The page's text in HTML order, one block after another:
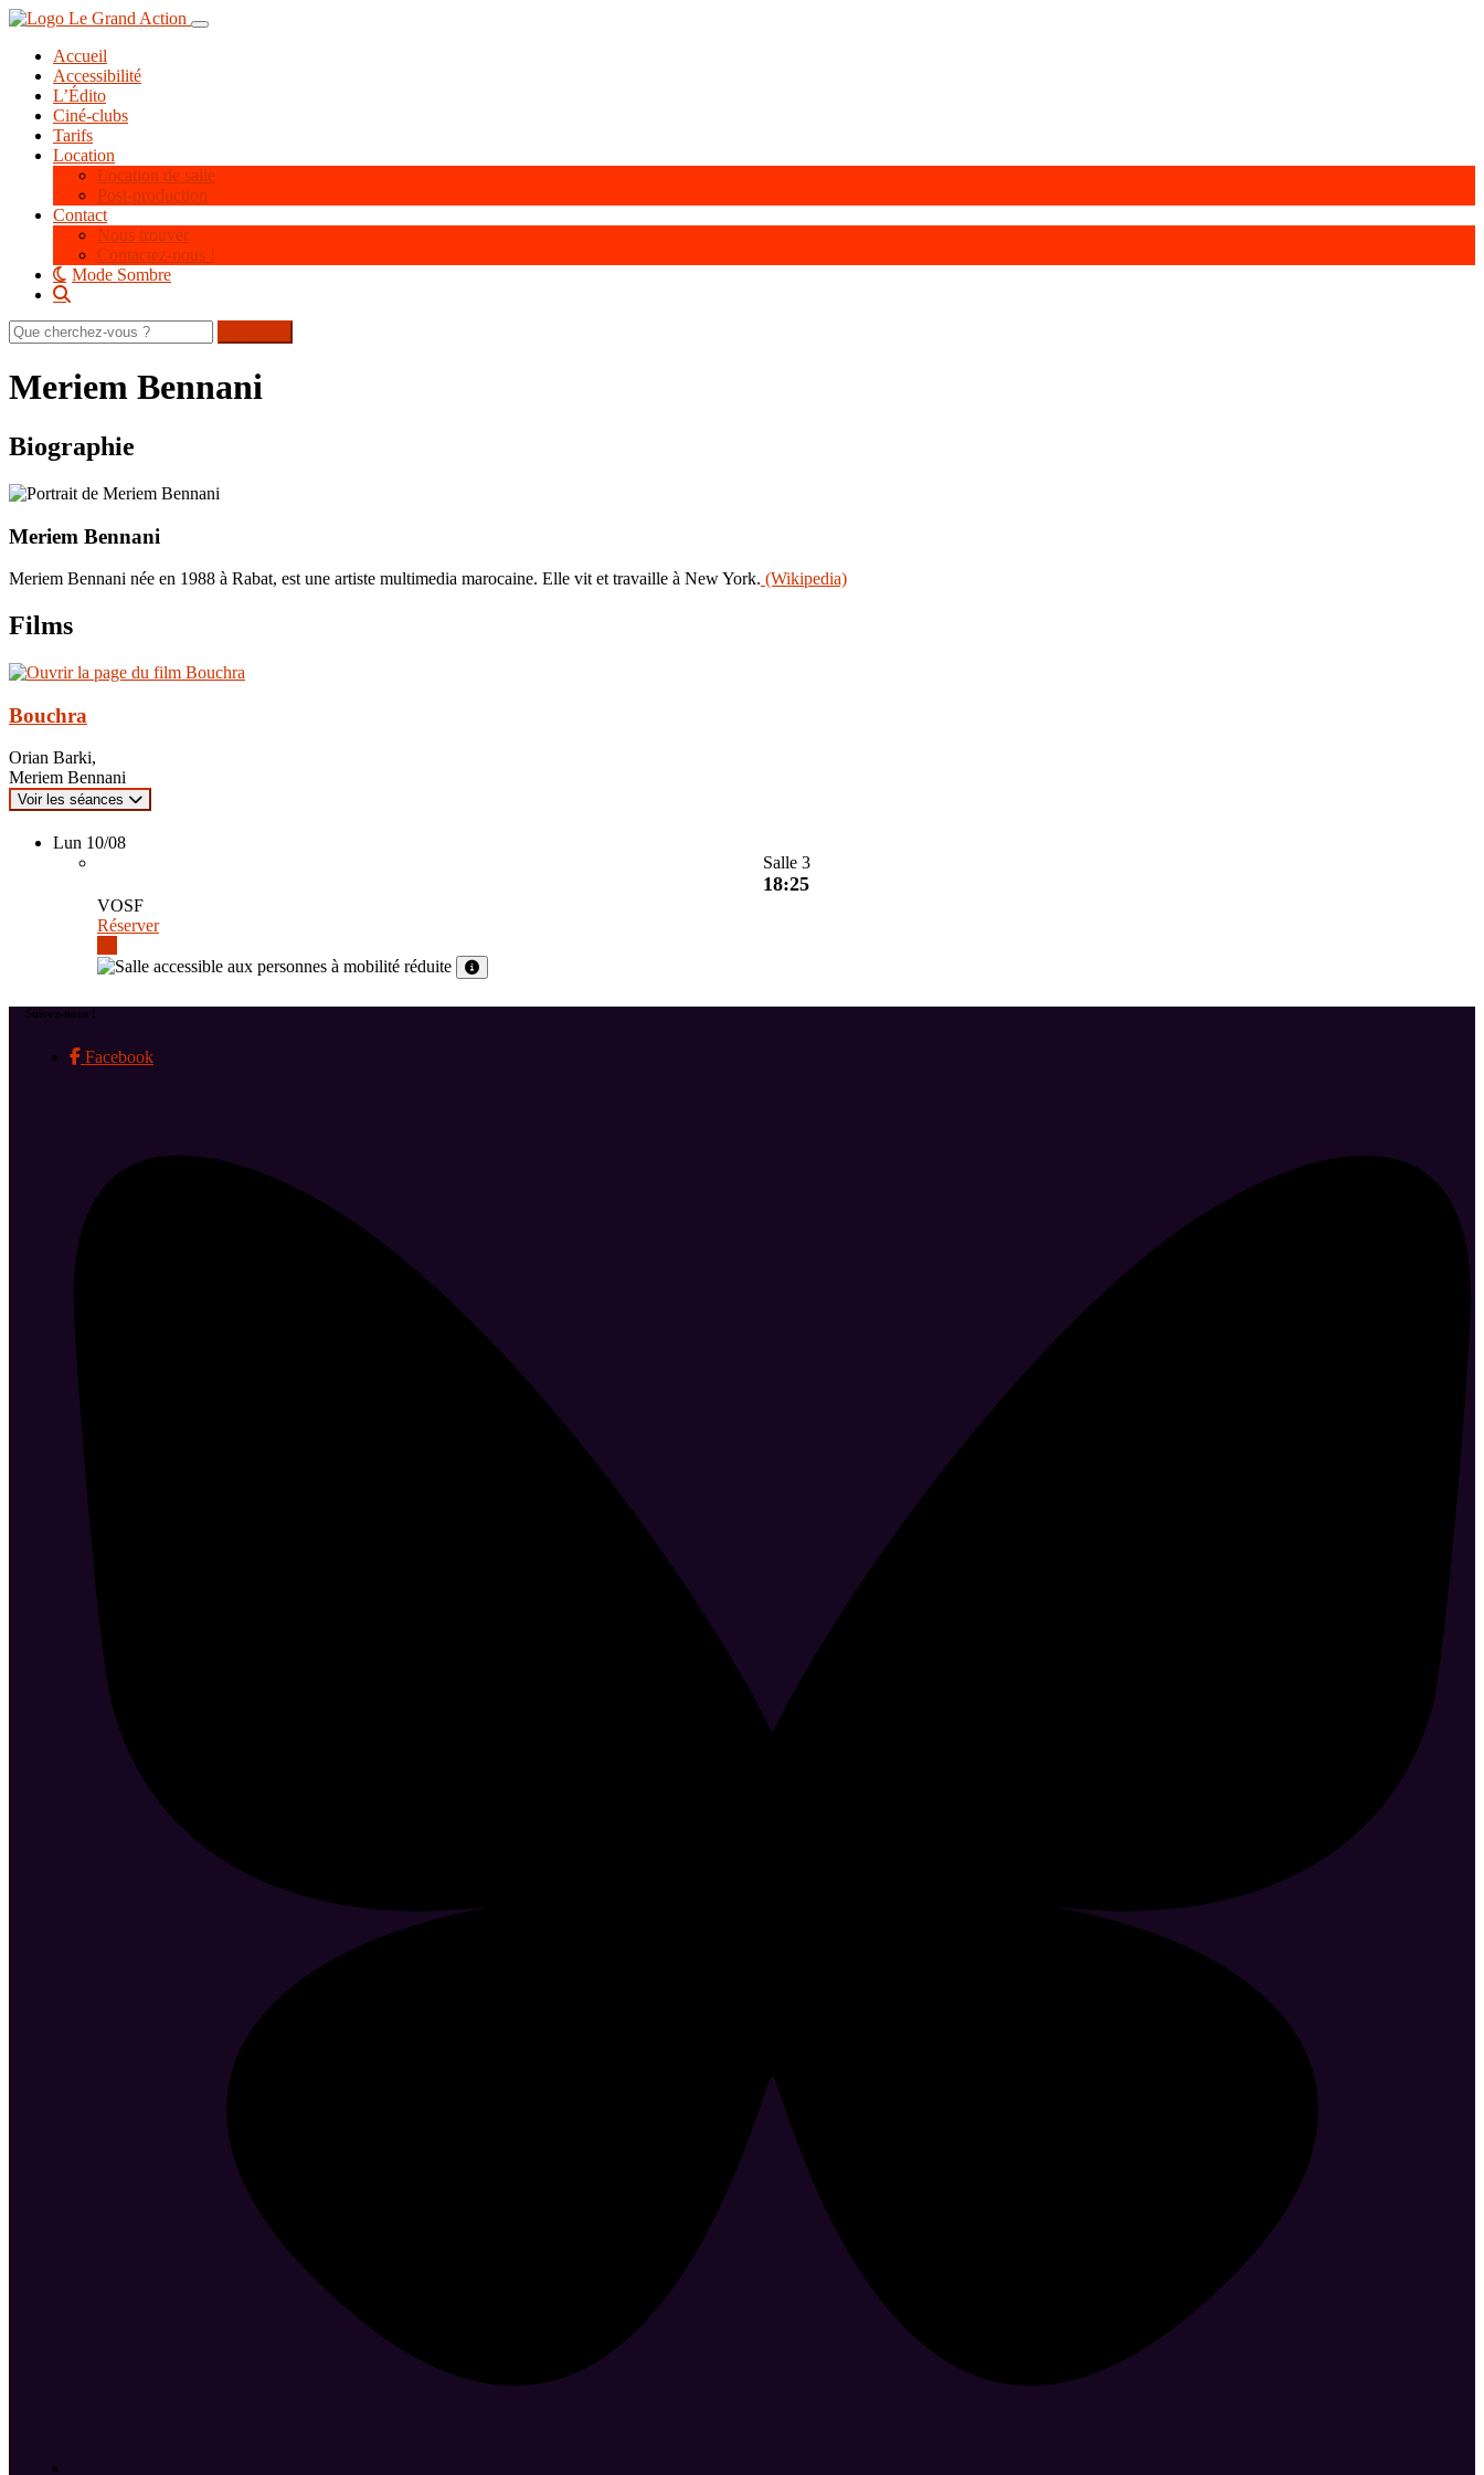
Aller
contenu
principal
Toggle navigation
Accueil
Accessibilité
L’Édito
Ciné-clubs
Tarifs
Location
Location de salle
Post-production
Contact
Nous trouver
Contactez-nous !
Mode Sombre
Rechercher
sur
site
Meriem Bennani
Biographie
Meriem Bennani
Meriem Bennani née en 1988 à Rabat, est une artiste multimedia marocaine. Elle vit et travaille à New York. (Wikipedia)
Films
Bouchra
Orian Barki,
Meriem Bennani
Voir les séances
Lun 10/08
Salle 3
18:25
VOSF
Réserver
Suivez-nous !
Facebook